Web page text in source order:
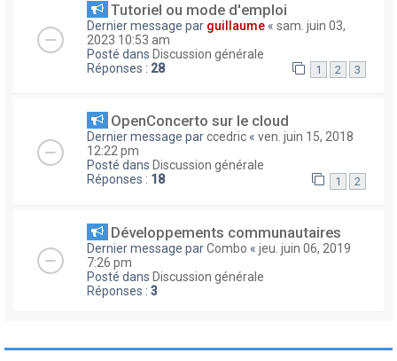
Tutoriel ou mode d'emploi
Dernier message par guillaume « sam. juin 03,
2023 10:53 am
Posté dans Discussion générale
Réponses : 28 1 2 3
OpenConcerto sur le cloud
Dernier message parccedric « ven. juin 15, 2018
12:22 pm
Posté dans Discussion générale
Réponses : 18 1 2
Développements communautaires
Dernier message parCombo « jeu. juin 06, 2019
7:26 pm
Posté dans Discussion générale
Réponses : 3